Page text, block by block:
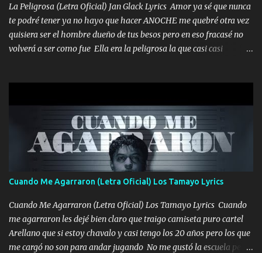
La Peligrosa (Letra Oficial) Jan Glack Lyrics Amor ya sé que nunca
te podré tener ya no hayo que hacer ANOCHE me quebré otra vez
quisiera ser el hombre dueño de tus besos pero en eso fracasé no
volverá a ser como fue Ella era la peligrosa la que casi casi
Música Amar me duele estoy rodeado de mujeres pero solo
quieren billetes y yo que solo ocupo verte Recuerdo echábamos
pasión en la troca tus labios besándome yo quitándote la ropa no
quiero que sea nunca con otra yo quiero llevarte a la Luna y si
quieres en ese momento te pido que seas mi esposa Chingada
madre no quiero dejar de tenerte no ayuda la p'uta loquera y al
chile quisiera ser menos de ti dependiente la pinche tristeza me
encierra princesa tu sabes que nunca saldras de mi mente Ella era
la peligro...
Cuando Me Agarraron (Letra Oficial) Los Tamayo Lyrics
Cuando Me Agarraron (Letra Oficial) Los Tamayo Lyrics Cuando
me agarraron les dejé bien claro que traigo camiseta puro cartel
Arellano que si estoy chavalo y casi tengo los 20 años pero los que
me cargó no son para andar jugando No me gustó la escuela pero